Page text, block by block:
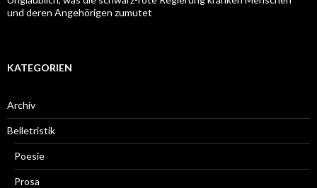
und deren Angehörigen zumutet
KATEGORIEN
Archiv
Belletristik
Poesie
Prosa